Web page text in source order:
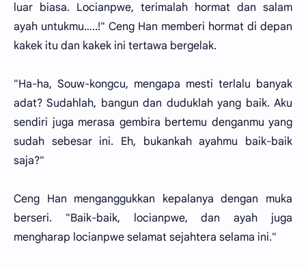
luar biasa. Locianpwe, terimalah hormat dan salam
ayah untukmu…..!" Ceng Han memberi hormat di depan
kakek itu dan kakek ini tertawa bergelak.
"Ha-ha, Souw-kongcu, mengapa mesti terlalu banyak
adat? Sudahlah, bangun dan duduklah yang baik. Aku
sendiri juga merasa gembira bertemu denganmu yang
sudah sebesar ini. Eh, bukankah ayahmu baik-baik
saja?"
Ceng Han menganggukkan kepalanya dengan muka
berseri. "Baik-baik, locianpwe, dan ayah juga
mengharap locianpwe selamat sejahtera selama ini."